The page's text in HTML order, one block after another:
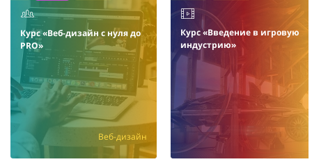
Курс «Веб-дизайн с нуля до
PRO»
Веб-дизайн
Курс «Введение в игровую
индустрию»